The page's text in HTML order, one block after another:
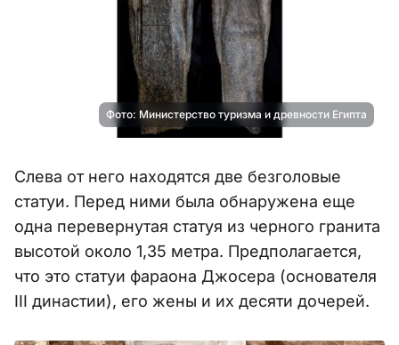
Фото: Министерство туризма и древности Египта
Слева от него находятся две безголовые
статуи. Перед ними была обнаружена еще
одна перевернутая статуя из черного гранита
высотой около 1,35 метра. Предполагается,
что это статуи фараона Джосера (основателя
III династии), его жены и их десяти дочерей.